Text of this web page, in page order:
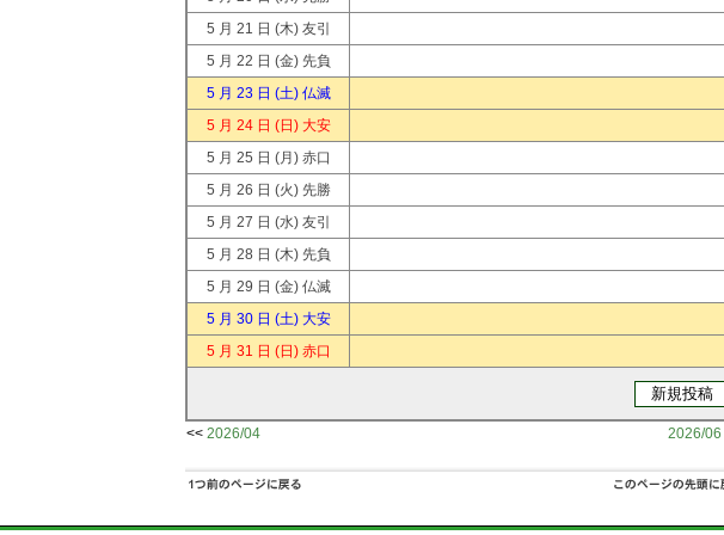
5 月 21 日 (木) 友引
5 月 22 日 (金) 先負
5 月 23 日 (土) 仏滅
5 月 24 日 (日) 大安
5 月 25 日 (月) 赤口
5 月 26 日 (火) 先勝
5 月 27 日 (水) 友引
5 月 28 日 (木) 先負
5 月 29 日 (金) 仏滅
5 月 30 日 (土) 大安
5 月 31 日 (日) 赤口
<< 2026/04 2026/06